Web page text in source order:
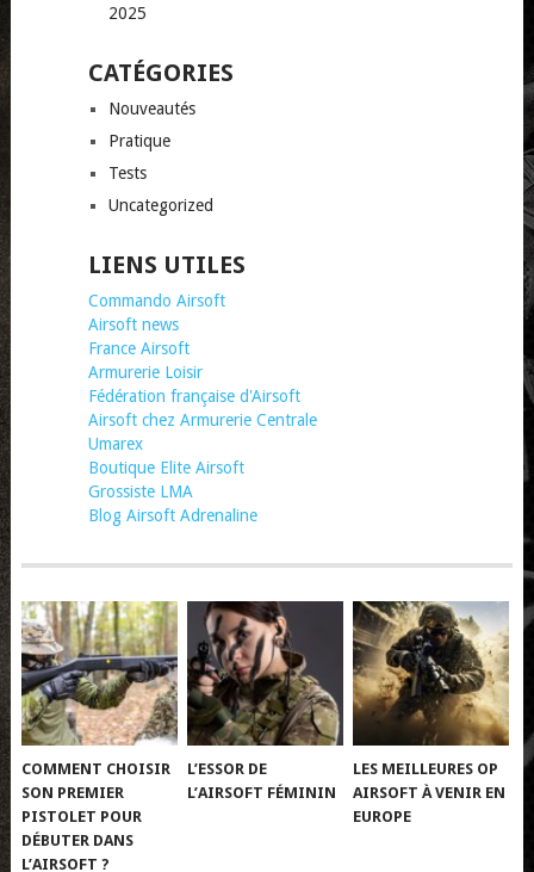
2025
CATÉGORIES
Nouveautés
Pratique
Tests
Uncategorized
LIENS UTILES
Commando Airsoft
Airsoft news
France Airsoft
Armurerie Loisir
Fédération française d'Airsoft
Airsoft chez Armurerie Centrale
Umarex
Boutique Elite Airsoft
Grossiste LMA
Blog Airsoft Adrenaline
COMMENT CHOISIR
SON PREMIER
PISTOLET POUR
DÉBUTER DANS
L’AIRSOFT ?
L’ESSOR DE
L’AIRSOFT FÉMININ
LES MEILLEURES OP
AIRSOFT À VENIR EN
EUROPE